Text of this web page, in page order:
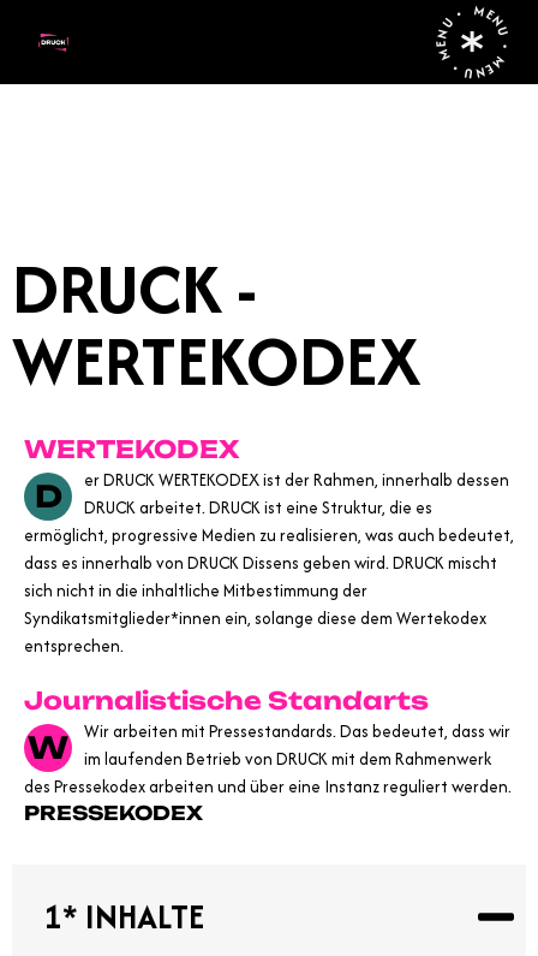
MENU • MENU • MENU •
DRUCK -
WERTEKODEX
WERTEKODEX
D
er DRUCK WERTEKODEX ist der Rahmen, innerhalb dessen
DRUCK arbeitet. DRUCK ist eine Struktur, die es
ermöglicht, progressive Medien zu realisieren, was auch bedeutet,
dass es innerhalb von DRUCK Dissens geben wird. DRUCK mischt
sich nicht in die inhaltliche Mitbestimmung der
Syndikatsmitglieder*innen ein, solange diese dem Wertekodex
entsprechen.
Journalistische Standarts
W
Wir arbeiten mit Pressestandards. Das bedeutet, dass wir
im laufenden Betrieb von DRUCK mit dem Rahmenwerk
des Pressekodex arbeiten und über eine Instanz reguliert werden.
PRESSEKODEX
1* INHALTE